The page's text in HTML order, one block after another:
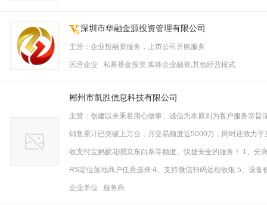
深圳市华融金源投资管理有限公司
主营：企业投融资服务，上市公司并购服务
民营企业 私募基金投资,实体企业融资,其他经营模式
郴州市凯胜信息科技有限公司
主营：创建以来秉着用心做事、诚信为本原则为客户服务宗
销售累计已突破上万台，月交易额度近5000万，同时还致力
收支付宝蚂蚁花呗京东白条等额度、快捷安全的服务！ 1、
RS定位落地商户任意选择 4、支持微信扫码远程收银 5、设
企业单位 服务商